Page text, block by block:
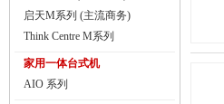
启天M系列 (主流商务)
Think Centre M系列
家用一体台式机
AIO 系列